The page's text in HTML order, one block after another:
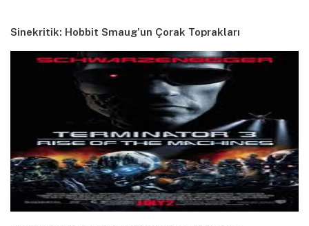
Sinekritik: Hobbit Smaug’un Çorak Toprakları